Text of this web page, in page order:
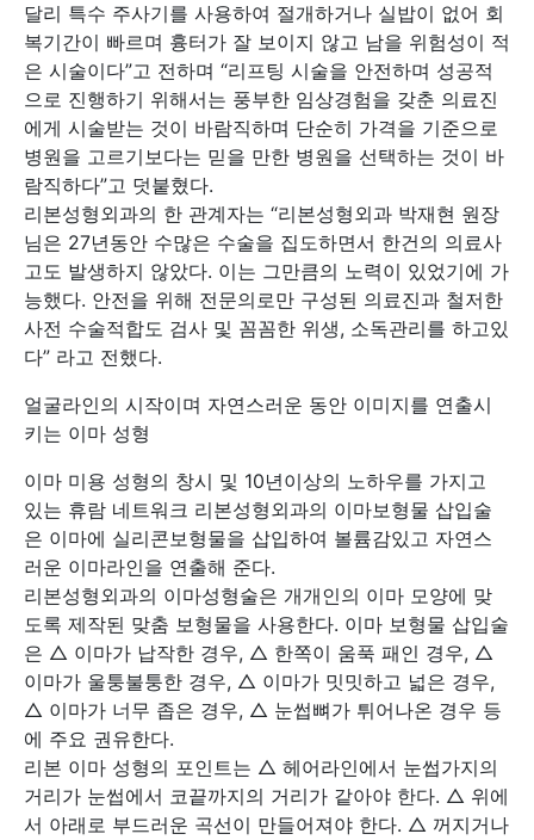
달리 특수 주사기를 사용하여 절개하거나 실밥이 없어 회
복기간이 빠르며 흉터가 잘 보이지 않고 남을 위험성이 적
은 시술이다”고 전하며 “리프팅 시술을 안전하며 성공적
으로 진행하기 위해서는 풍부한 임상경험을 갖춘 의료진
에게 시술받는 것이 바람직하며 단순히 가격을 기준으로
병원을 고르기보다는 믿을 만한 병원을 선택하는 것이 바
람직하다”고 덧붙혔다.
리본성형외과의 한 관계자는 “리본성형외과 박재현 원장
님은 27년동안 수많은 수술을 집도하면서 한건의 의료사
고도 발생하지 않았다. 이는 그만큼의 노력이 있었기에 가
능했다. 안전을 위해 전문의로만 구성된 의료진과 철저한
사전 수술적합도 검사 및 꼼꼼한 위생, 소독관리를 하고있
다” 라고 전했다.
얼굴라인의 시작이며 자연스러운 동안 이미지를 연출시
키는 이마 성형
이마 미용 성형의 창시 및 10년이상의 노하우를 가지고
있는 휴람 네트워크 리본성형외과의 이마보형물 삽입술
은 이마에 실리콘보형물을 삽입하여 볼륨감있고 자연스
러운 이마라인을 연출해 준다.
리본성형외과의 이마성형술은 개개인의 이마 모양에 맞
도록 제작된 맞춤 보형물을 사용한다. 이마 보형물 삽입술
은 △ 이마가 납작한 경우, △ 한쪽이 움푹 패인 경우, △
이마가 울퉁불퉁한 경우, △ 이마가 밋밋하고 넓은 경우,
△ 이마가 너무 좁은 경우, △ 눈썹뼈가 튀어나온 경우 등
에 주요 권유한다.
리본 이마 성형의 포인트는 △ 헤어라인에서 눈썹가지의
거리가 눈썹에서 코끝까지의 거리가 같아야 한다. △ 위에
서 아래로 부드러운 곡선이 만들어져야 한다. △ 꺼지거나